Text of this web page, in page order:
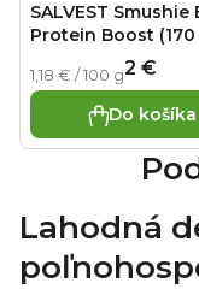
SALVEST Smushie
Protein Boost (170
2 €
Jednotková
cena:
1,18 € / 100 g
Do košíka
Lahodná